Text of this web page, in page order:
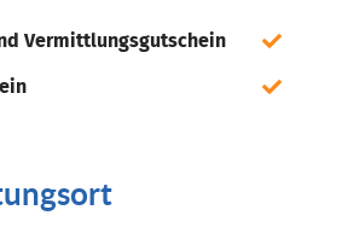
Vermittlungsgutschein